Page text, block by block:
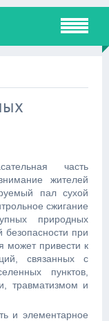
часть
жителей
пал сухой
сжигание
природных
при
может привести к
связанных с
пунктов,
травматизмом и
элементарное